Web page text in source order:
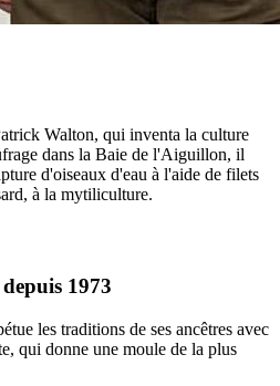
Walton, qui inventa la culture
dans la Baie de l'Aiguillon, il
d'oiseaux d'eau à l'aide de filets
à la mytiliculture.
1973
les traditions de ses ancêtres avec
qui donne une moule de la plus